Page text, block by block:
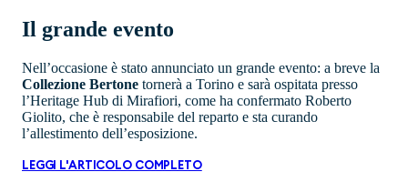
Il grande evento
Nell’occasione è stato annunciato un grande evento: a breve la
Collezione Bertone tornerà a Torino e sarà ospitata presso
l’Heritage Hub di Mirafiori, come ha confermato Roberto
Giolito, che è responsabile del reparto e sta curando
l’allestimento dell’esposizione.
LEGGI L'ARTICOLO COMPLETO